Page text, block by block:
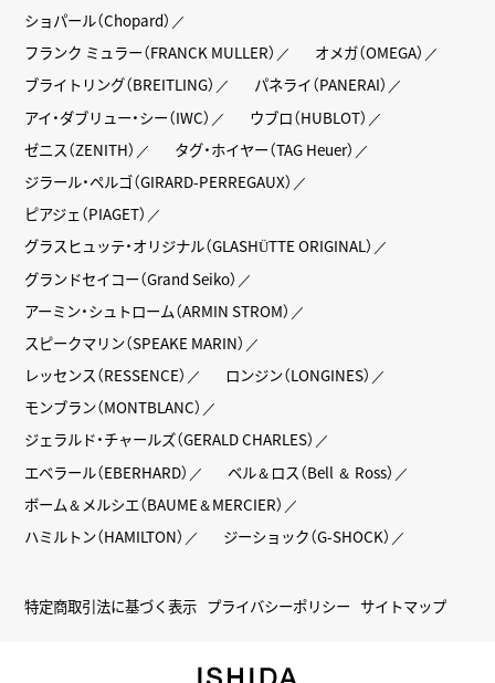
ショパール（Chopard）
フランク ミュラー（FRANCK MULLER）
オメガ（OMEGA）
ブライトリング（BREITLING）
パネライ（PANERAI）
アイ・ダブリュー・シー（IWC）
ウブロ（HUBLOT）
ゼニス（ZENITH）
タグ・ホイヤー（TAG Heuer）
ジラール・ペルゴ（GIRARD-PERREGAUX）
ピアジェ（PIAGET）
グラスヒュッテ・オリジナル（GLASHÜTTE ORIGINAL）
グランドセイコー（Grand Seiko）
アーミン・シュトローム（ARMIN STROM）
スピークマリン（SPEAKE MARIN）
レッセンス（RESSENCE）
ロンジン（LONGINES）
モンブラン（MONTBLANC）
ジェラルド・チャールズ（GERALD CHARLES）
エベラール（EBERHARD）
ベル＆ロス（Bell ＆ Ross）
ボーム＆メルシエ（BAUME＆MERCIER）
ハミルトン（HAMILTON）
ジーショック（G-SHOCK）
特定商取引法に基づく表示 プライバシーポリシー サイトマップ